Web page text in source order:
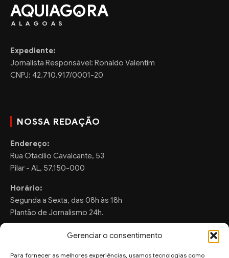
Gerenciar o consentimento
Para fornecer as melhores experiências, usamos tecnologias como
AQUIAG RA
ALAGOAS
Expediente:
Jornalista Responsável: Ronaldo Valentim
CNPJ: 42.710.917/0001-20
NOSSA REDAÇÃO
Endereço:
Rua Otacilio Cavalcante, 53
Pilar - AL, 57.150-000
Horário:
Segunda a Sexta, das 08h às 18h
Plantão de Jornalismo 24h.